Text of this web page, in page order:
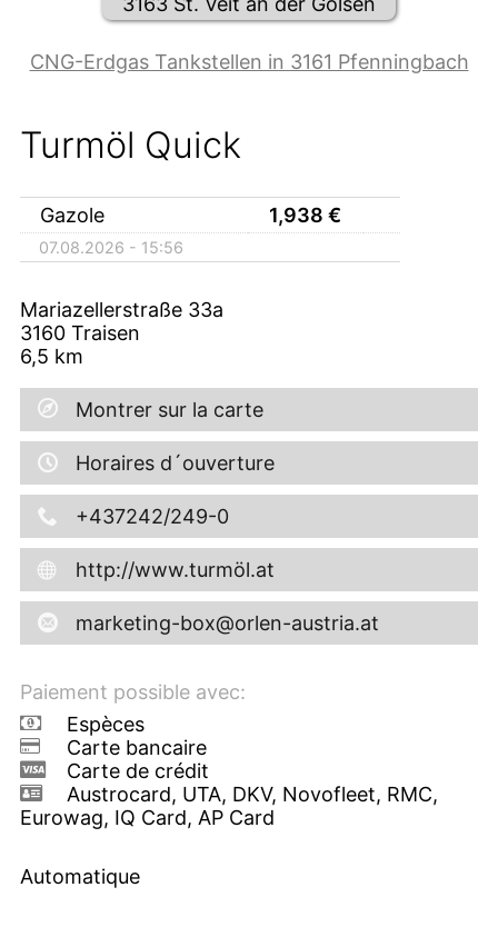
CNG-Erdgas Tankstellen in 3161 Pfenningbach
Turmöl Quick
Gazole 1,938 €
07.08.2026 - 15:56
Mariazellerstraße 33a
3160 Traisen
6,5 km
Montrer sur la carte
Horaires d´ouverture
+437242/249-0
http://www.turmöl.at
marketing-box@orlen-austria.at
Paiement possible avec:
Espèces
Carte bancaire
Carte de crédit
Austrocard, UTA, DKV, Novofleet, RMC,
Eurowag, IQ Card, AP Card
Automatique